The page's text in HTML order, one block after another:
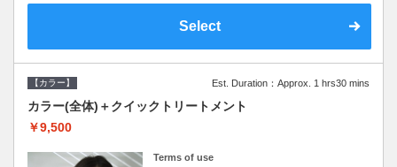
Select
【カラー】 Est. Duration：Approx. 1 hrs30 mins
カラー(全体)＋クイックトリートメント
￥9,500
Terms of use